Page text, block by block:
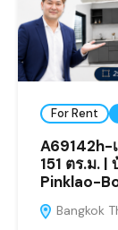
For Rent
A69142h-
151 ตร.ม.
Pinklao-
Bangkok